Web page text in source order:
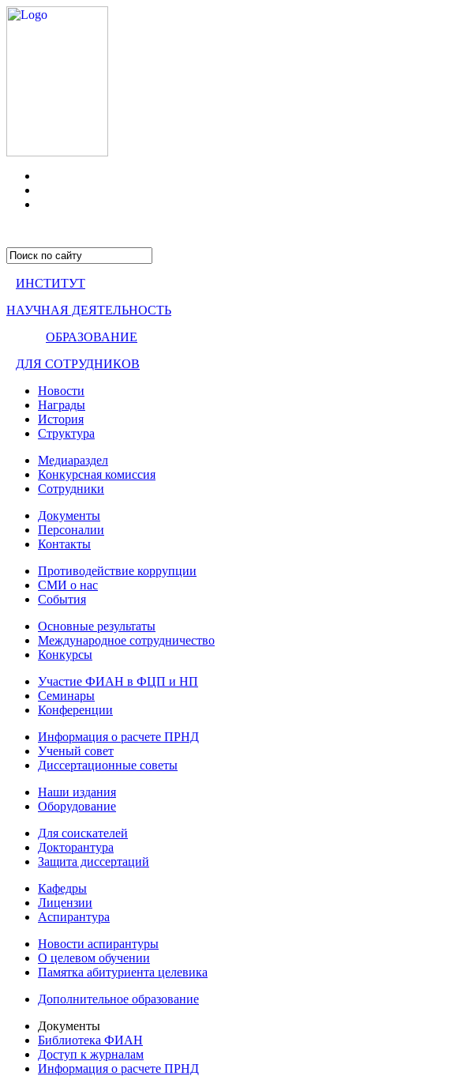
ИНСТИТУТ
НАУЧНАЯ ДЕЯТЕЛЬНОСТЬ
ОБРАЗОВАНИЕ
ДЛЯ СОТРУДНИКОВ
Новости
Награды
История
Структура
Медиараздел
Конкурсная комиссия
Сотрудники
Документы
Персоналии
Контакты
Противодействие коррупции
СМИ о нас
События
Основные результаты
Международное сотрудничество
Конкурсы
Участие ФИАН в ФЦП и НП
Семинары
Конференции
Информация о расчете ПРНД
Ученый совет
Диссертационные советы
Наши издания
Оборудование
Для соискателей
Докторантура
Защита диссертаций
Кафедры
Лицензии
Аспирантура
Новости аспирантуры
О целевом обучении
Памятка абитуриента целевика
Дополнительное образование
Документы
Библиотека ФИАН
Доступ к журналам
Информация о расчете ПРНД